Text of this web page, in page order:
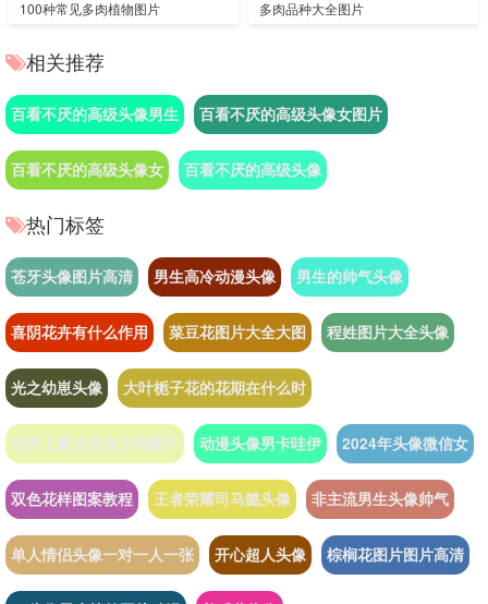
100种常见多肉植物图片 多肉品种大全图片
相关推荐
百看不厌的高级头像男生 百看不厌的高级头像女图片
百看不厌的高级头像女 百看不厌的高级头像
热门标签
苍牙头像图片高清 男生高冷动漫头像 男生的帅气头像
喜阴花卉有什么作用 菜豆花图片大全大图 程姓图片大全头像
光之幼崽头像 大叶栀子花的花期在什么时
世界上最大的兔子的图片 动漫头像男卡哇伊 2024年头像微信女
双色花样图案教程 王者荣耀司马懿头像 非主流男生头像帅气
单人情侣头像一对一人一张 开心超人头像 棕榈花图片图片高清